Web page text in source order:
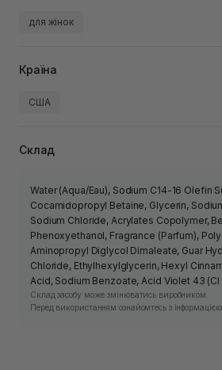
для жінок
Країна
США
Склад
Water (Aqua/Eau), Sodium C14-16 Olefin
Cocamidopropyl Betaine, Glycerin,
Sodium Chloride, Acrylates Copolymer,
Phenoxyethanol, Fragrance (Parfum),
Aminopropyl Diglycol Dimaleate, Guar
Chloride, Ethylhexylglycerin, Hexyl
Acid, Sodium Benzoate, Acid Violet 43
Склад засобу може змінюватись виробником.
Перед використанням ознайомтесь з інформацією